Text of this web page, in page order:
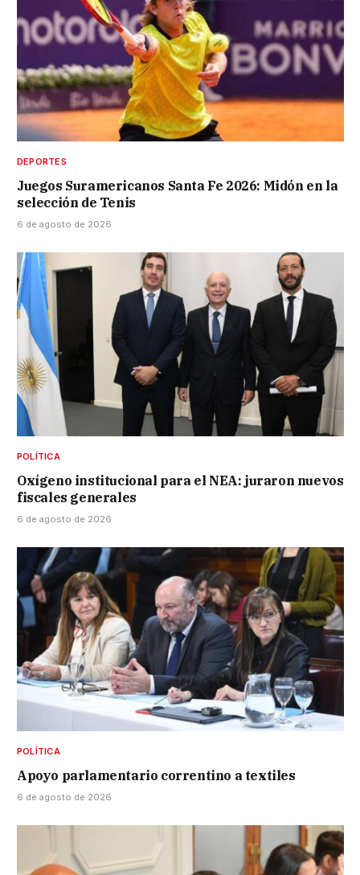
DEPORTES
Juegos Suramericanos Santa Fe 2026: Midón en la
selección de Tenis
6 de agosto de 2026
POLÍTICA
Oxígeno institucional para el NEA: juraron nuevos
fiscales generales
6 de agosto de 2026
POLÍTICA
Apoyo parlamentario correntino a textiles
6 de agosto de 2026